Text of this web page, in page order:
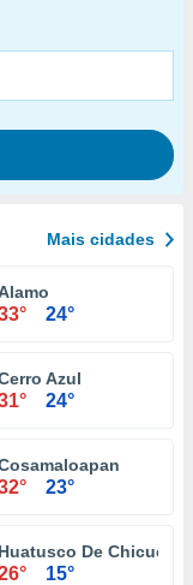
Mais cidades
24°
Azul
24°
23°
Huatusco De Chicuellar
15°